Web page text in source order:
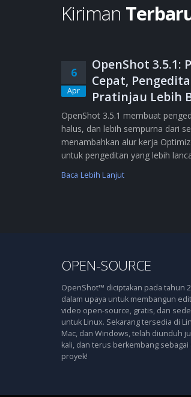
Kiriman
6
Apr
OpenShot 3.5.1:
Cepat,
Pratinjau Lebih
OpenShot 3.5.1 membuat
halus, dan lebih sempurna dari
menambahkan alur kerja
untuk pengeditan yang lebih
Baca Lebih Lanjut
OPEN-SOURCE
OpenShot™ diciptakan pada tahun
dalam upaya untuk membangun
video open-source, gratis, dan
untuk Linux. Sekarang tersedia di
Mac, dan Windows, telah diunduh
kali, dan terus berkembang
proyek!